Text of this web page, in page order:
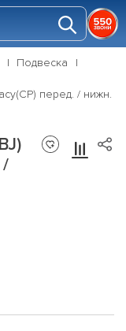
Подвеска
перед. / нижн.
/